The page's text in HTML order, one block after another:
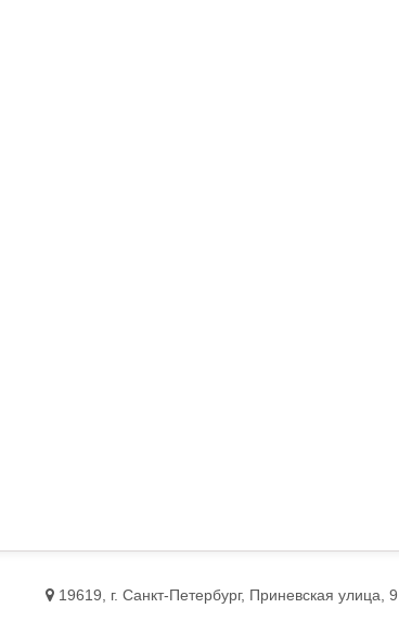
19619, г. Санкт-Петербург, Приневская улица, 9